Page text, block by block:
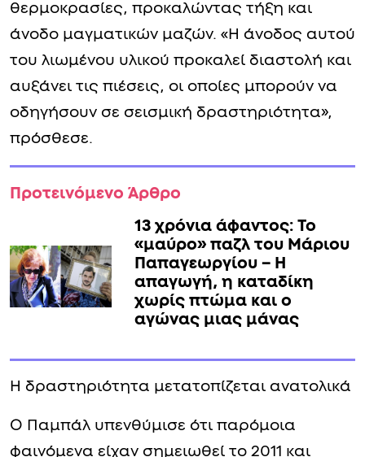
θερμοκρασίες, προκαλώντας τήξη και
άνοδο μαγματικών μαζών. «Η άνοδος αυτού
του λιωμένου υλικού προκαλεί διαστολή και
αυξάνει τις πιέσεις, οι οποίες μπορούν να
οδηγήσουν σε σεισμική δραστηριότητα»,
πρόσθεσε.
Προτεινόμενο Άρθρο
13 χρόνια άφαντος: Το
«μαύρο» παζλ του Μάριου
Παπαγεωργίου – Η
απαγωγή, η καταδίκη
χωρίς πτώμα και ο
αγώνας μιας μάνας
Η δραστηριότητα μετατοπίζεται ανατολικά
Ο Παμπάλ υπενθύμισε ότι παρόμοια
φαινόμενα είχαν σημειωθεί το 2011 και